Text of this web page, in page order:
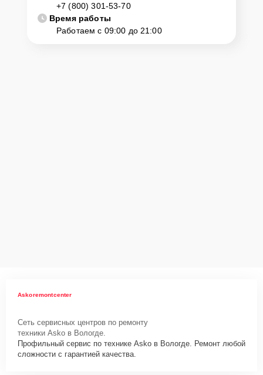
+7 (800) 301-53-70
Время работы
Работаем с 09:00 до 21:00
Askoremontcenter
Сеть сервисных центров по ремонту
техники Asko в Вологде.
Профильный сервис по технике Asko в Вологде. Ремонт любой
сложности с гарантией качества.